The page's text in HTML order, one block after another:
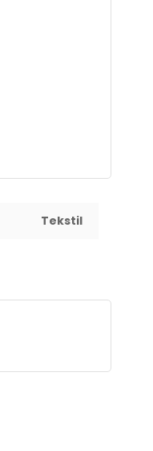
Tekstil